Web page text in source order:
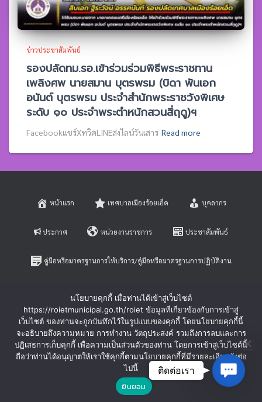
ข่าวประชาสัมพันธ์
รองปลัดทม.รอ.เข้าร่วมร่วมพิธีพระราชทาน
เพลิงศพ นายสมาน บุตรพรม (บิดา พันเอก
อนันต์ บุตรพรม ประจำสำนักพระราชวังพิเศษ
ระดับ ๑๐ ประจำพระตำหนักสวนสี่ฤดู)ฯ
Facebookแชร์XทวิตLINEส่งไลน์วันเสาร Read more
หน้าแรก เทศบาลเมืองร้อยเอ็ด บุคลากร
ประกาศ หน่วยงานราชการ ประชาสัมพันธ์
คู่มือหรือมาตรฐานการให้บริการ/คู่มือหรือมาตรฐานการปฏิบัติงาน
หลักเกณฑ์การบริหารและพัฒนาทรัพยากรบุคคล
ร้องเรียนการทุจริตและประพฤติมิชอบ ร้องทุกข์-ร้องเรียน
Hestia | Developed by ThemeIsle
นโยบายคุกกี้ เมื่อท่านได้เข้าสู่เว็บไซต์
https://roietmunicipal.go.th/roiet ข้อมูลที่เกี่ยวข้องกับการเข้าสู่
เว็บไซต์ ของท่านจะถูกบันทึกไว้ในรูปแบบของคุกกี้ โดยนโยบายคุกกี้นี้
จะอธิบายถึงความหมาย การทำงาน วัตถุประสงค์ รวมถึงการลบและการ
ปฏิเสธการเก็บคุกกี้ เพื่อความเป็นส่วนตัวของท่าน โดยการเข้าสู่เว็บไซต์นี้
ถือว่าท่านได้อนุญาตให้เราใช้คุกกี้ตามนโยบายคุกกี้ที่มีรายละเอียดดังต่อ
ไปนี้
ยินยอม
ติดต่อเรา